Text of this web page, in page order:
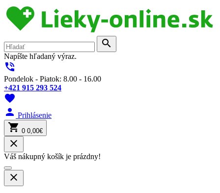
search
Napíšte hľadaný výraz.
phone_in_talk
Pondelok - Piatok: 8.00 - 16.00
+421 915 293 524
favorite
person Prihlásenie
shopping_cart 0 0,00€
close
Váš nákupný košík je prázdny!
close